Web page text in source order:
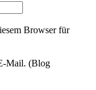
Browser für
Mail. (Blog